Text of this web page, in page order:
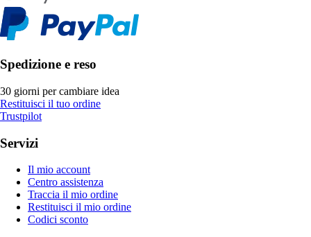
Spedizione e reso
30 giorni per cambiare idea
Restituisci il tuo ordine
Trustpilot
Servizi
Il mio account
Centro assistenza
Traccia il mio ordine
Restituisci il mio ordine
Codici sconto